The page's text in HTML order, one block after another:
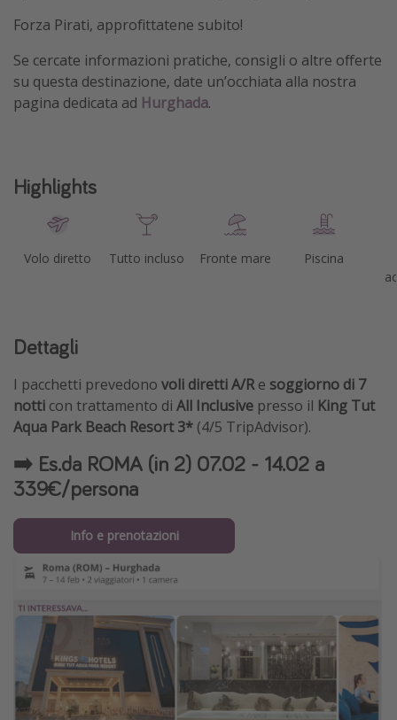
Forza Pirati, approfittatene subito!
Se cercate informazioni pratiche, consigli o altre offerte
su questa destinazione, date un’occhiata alla nostra
pagina dedicata ad Hurghada.
Highlights
Volo diretto Tutto incluso Fronte mare Piscina
Dettagli
I pacchetti prevedono voli diretti A/Re soggiorno di 7
notti con trattamento di All Inclusive presso il King Tut
Aqua Park Beach Resort 3* (4/5 TripAdvisor).
➡️ Es.da ROMA (in 2) 07.02 - 14.02 a
339€/persona
Info e prenotazioni